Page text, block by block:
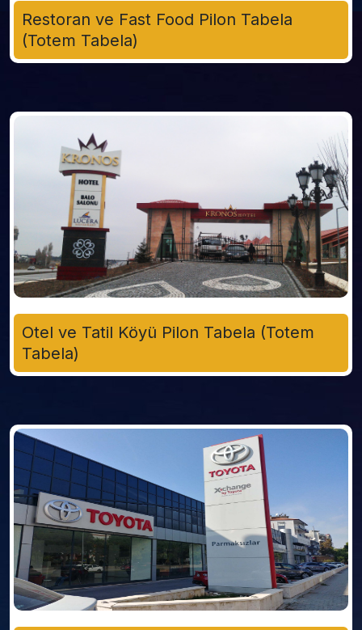
Restoran ve Fast Food Pilon Tabela
(Totem Tabela)
Otel ve Tatil Köyü Pilon Tabela (Totem
Tabela)